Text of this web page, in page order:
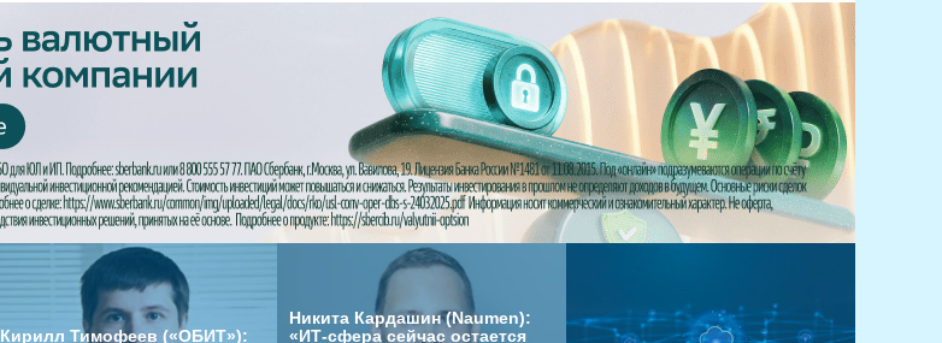
Кирилл Тимофеев («ОБИТ»):
Никита Кардашин (Naumen):
«ИТ-сфера сейчас остается